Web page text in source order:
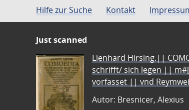
Hilfe zur Suche Kontakt
Just scanned
Lienhard Hirsing.||
schrifft/ sich legen ||
vorfasset || vnd
Autor: Bresnicer, Alexius